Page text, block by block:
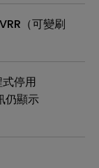
（可變刷
停用
仍顯示